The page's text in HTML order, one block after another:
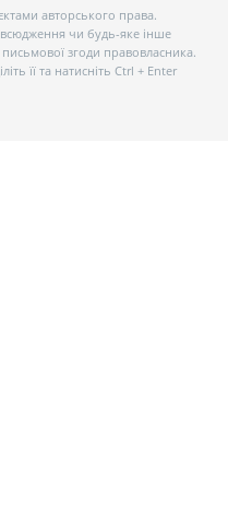
авторського права.
чи будь-яке інше
письмової згоди правовласника.
її та натисніть Ctrl + Enter